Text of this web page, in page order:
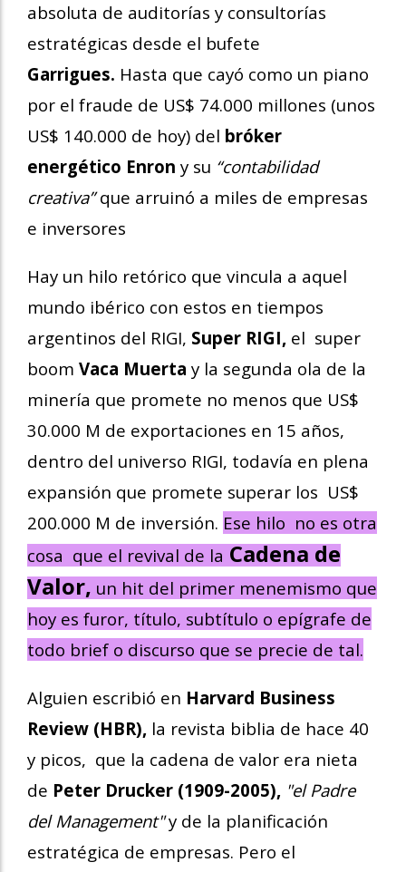
absoluta de auditorías y consultorías
estratégicas desde el bufete
Garrigues. Hasta que cayó como un piano
por el fraude de US$ 74.000 millones (unos
US$ 140.000 de hoy) del bróker
energético Enron y su “contabilidad
creativa”que arruinó a miles de empresas
e inversores
Hay un hilo retórico que vincula a aquel
mundo ibérico con estos en tiempos
argentinos del RIGI, Super RIGI, el super
boom Vaca Muerta y la segunda ola de la
minería que promete no menos que US$
30.000 M de exportaciones en 15 años,
dentro del universo RIGI, todavía en plena
expansión que promete superar los US$
200.000 M de inversión. Ese hilo no es otra
cosa que el revival de laCadena de
Valor, un hit del primer menemismo que
hoy es furor, título, subtítulo o epígrafe de
todo brief o discurso que se precie de tal.
Alguien escribió en Harvard Business
Review (HBR), la revista biblia de hace 40
y picos, que la cadena de valor era nieta
de Peter Drucker (1909-2005), "el Padre
del Management"y de la planificación
estratégica de empresas. Pero el